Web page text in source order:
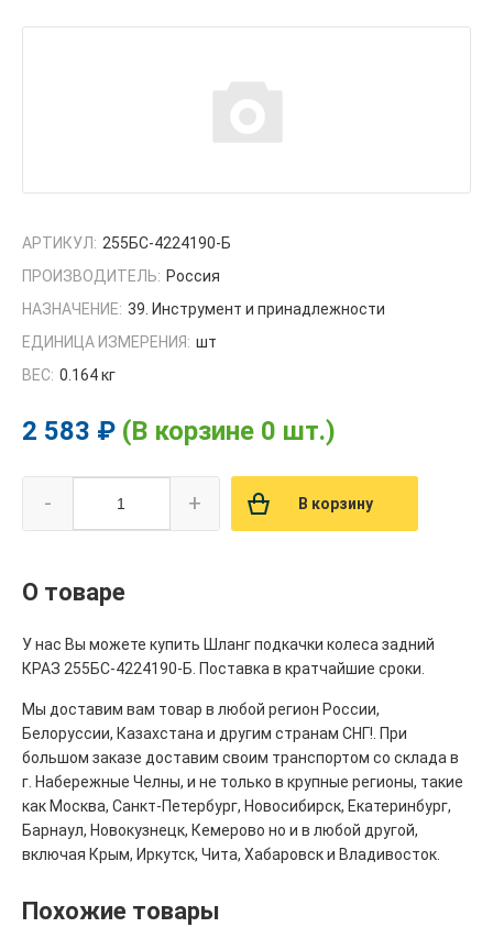
АРТИКУЛ: 255БС-4224190-Б
ПРОИЗВОДИТЕЛЬ: Россия
НАЗНАЧЕНИЕ: 39. Инструмент и принадлежности
ЕДИНИЦА ИЗМЕРЕНИЯ: шт
ВЕС: 0.164 кг
2 583 ₽ (В корзине 0 шт.)
- + В корзину
О товаре
У нас Вы можете купить Шланг подкачки колеса задний
КРАЗ 255БС-4224190-Б. Поставка в кратчайшие сроки.
Мы доставим вам товар в любой регион России,
Белоруссии, Казахстана и другим странам СНГ!. При
большом заказе доставим своим транспортом со склада в
г. Набережные Челны, и не только в крупные регионы, такие
как Москва, Санкт-Петербург, Новосибирск, Екатеринбург,
Барнаул, Новокузнецк, Кемерово но и в любой другой,
включая Крым, Иркутск, Чита, Хабаровск и Владивосток.
Похожие товары